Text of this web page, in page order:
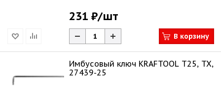
231 ₽/шт
В корзину
Имбусовый ключ KRAFTOOL Т25, TX,
27439-25